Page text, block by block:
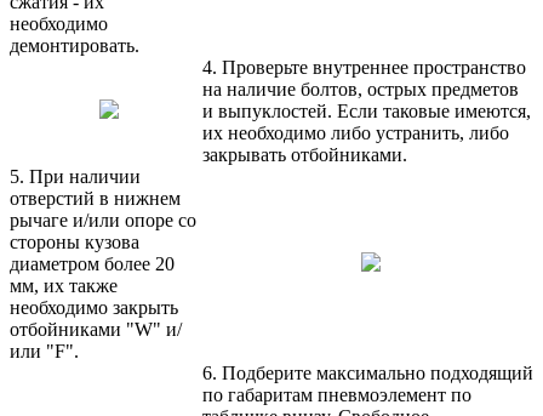
необходимо
демонтировать.
4. Проверьте внутреннее пространство
на наличие болтов, острых предметов
и выпуклостей. Если таковые имеются,
их необходимо либо устранить, либо
закрывать отбойниками.
5. При наличии
отверстий в нижнем
рычаге и/или опоре со
стороны кузова
диаметром более 20
мм, их также
необходимо закрыть
отбойниками "W" и/
или "F".
6. Подберите максимально подходящий
по габаритам пневмоэлемент по